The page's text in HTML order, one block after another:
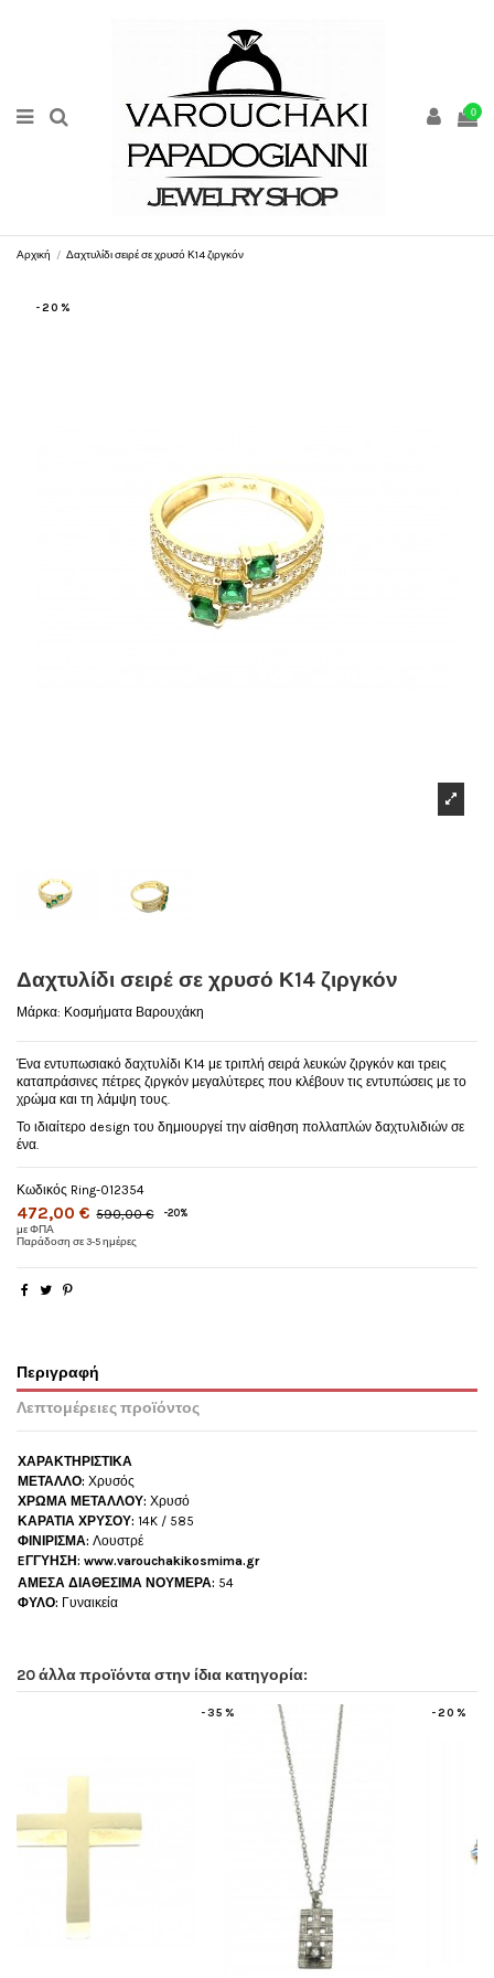
0
Αρχική Δαχτυλίδι σειρέ σε χρυσό Κ14 ζιργκόν
-20%
Δαχτυλίδι σειρέ σε χρυσό Κ14 ζιργκόν
Μάρκα: Κοσμήματα Βαρουχάκη
Ένα εντυπωσιακό δαχτυλίδι Κ14 με τριπλή σειρά λευκών ζιργκόν και τρεις
καταπράσινες πέτρες ζιργκόν μεγαλύτερες που κλέβουν τις εντυπώσεις με το
χρώμα και τη λάμψη τους.
Το ιδιαίτερο design του δημιουργεί την αίσθηση πολλαπλών δαχτυλιδιών σε
ένα.
Κωδικός Ring-012354
472,00 € 590,00 € -20%
με ΦΠΑ
Παράδοση σε 3-5 ημέρες
Περιγραφή
Λεπτομέρειες προϊόντος
ΧΑΡΑΚΤΗΡΙΣΤΙΚΑ
ΜΕΤΑΛΛΟ: Χρυσός
ΧΡΩΜΑ ΜΕΤΑΛΛΟΥ: Χρυσό
ΚΑΡΑΤΙΑ ΧΡΥΣΟΥ: 14K / 585
ΦΙΝΙΡΙΣΜΑ: Λουστρέ
EΓΓΥΗΣΗ: www.varouchakikosmima.gr
ΑΜΕΣΑ ΔΙΑΘΕΣΙΜΑ ΝΟΥΜΕΡΑ: 54
ΦΥΛΟ: Γυναικεία
20 άλλα προϊόντα στην ίδια κατηγορία:
-20% -35%